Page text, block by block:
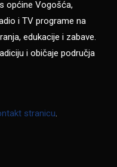
općine Vogošća,
i TV programe na
edukacije i zabave.
i običaje područja
stranicu.